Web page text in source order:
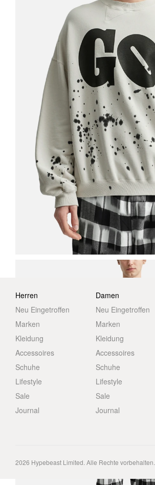
Herren
Neu Eingetroffen
Marken
Kleidung
Accessoires
Schuhe
Lifestyle
Sale
Journal
Damen
Neu Eingetroffen
Marken
Kleidung
Accessoires
Schuhe
Lifestyle
Sale
Journal
2026 Hypebeast Limited. Alle Rechte vorbehalten.